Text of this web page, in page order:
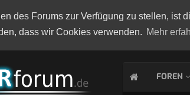
des Forums zur Verfügung zu stellen, ist
dass wir Cookies verwenden. Mehr
FOREN